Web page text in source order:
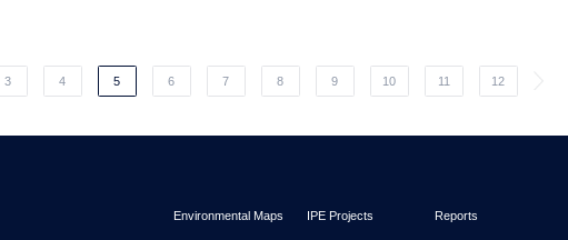
3 4 5 6 7 8 9 10 11 12
Environmental Maps IPE Projects Reports